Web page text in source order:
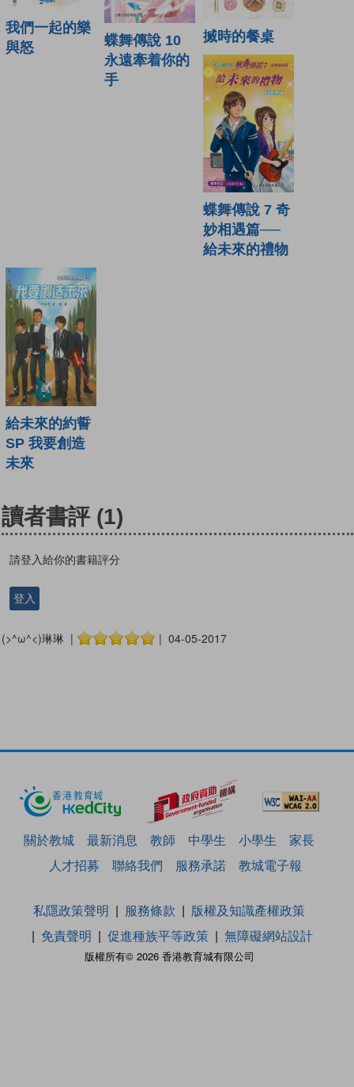
我們一起的樂
與怒
蝶舞傳說 10
永遠牽着你的
手
搣時的餐桌
蝶舞傳說 7 奇
妙相遇篇──
給未來的禮物
給未來的約誓
SP 我要創造
未來
讀者書評 (1)
請登入給你的書籍評分
登入
(>^ω^<)琳琳 | | 04-05-2017
關於教城 最新消息 教師 中學生 小學生
家長
人才招募
聯絡我們 服務承諾 教城電子報
版權所有© 2026 香港教育城有限公司
私隱政策聲明 服務條款
版權及知識產權政策
免責聲明
促進種族平等政策 無障礙網站設計